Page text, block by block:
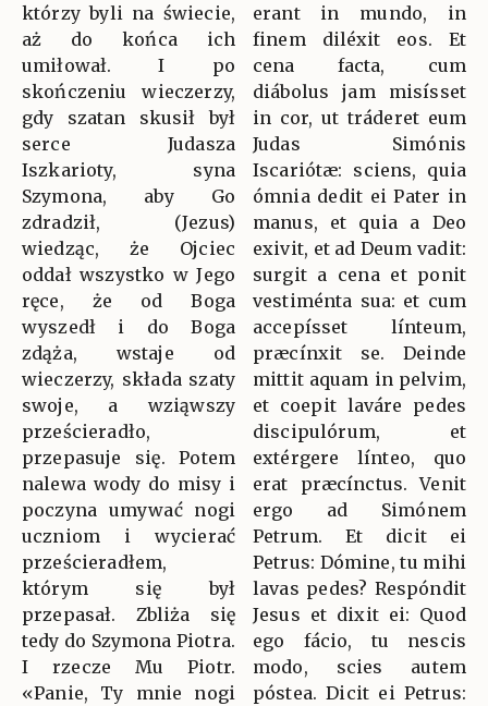
którzy byli na świecie,
aż do końca ich
umiłował. I po
skończeniu wieczerzy,
gdy szatan skusił był
serce Judasza
Iszkarioty, syna
Szymona, aby Go
zdradził, (Jezus)
wiedząc, że Ojciec
oddał wszystko w Jego
ręce, że od Boga
wyszedł i do Boga
zdąża, wstaje od
wieczerzy, składa szaty
swoje, a wziąwszy
prześcieradło,
przepasuje się. Potem
nalewa wody do misy i
poczyna umywać nogi
uczniom i wycierać
prześcieradłem,
którym się był
przepasał. Zbliża się
tedy do Szymona Piotra.
I rzecze Mu Piotr.
«Panie, Ty mnie nogi
erant in mundo, in
finem diléxit eos. Et
cena facta, cum
diábolus jam misísset
in cor, ut tráderet eum
Judas Simónis
Iscariótæ: sciens, quia
ómnia dedit ei Pater in
manus, et quia a Deo
exivit, et ad Deum vadit:
surgit a cena et ponit
vestiménta sua: et cum
accepísset línteum,
præcínxit se. Deinde
mittit aquam in pelvim,
et coepit laváre pedes
discipulórum, et
extérgere línteo, quo
erat præcínctus. Venit
ergo ad Simónem
Petrum. Et dicit ei
Petrus: Dómine, tu mihi
lavas pedes? Respóndit
Jesus et dixit ei: Quod
ego fácio, tu nescis
modo, scies autem
póstea. Dicit ei Petrus: